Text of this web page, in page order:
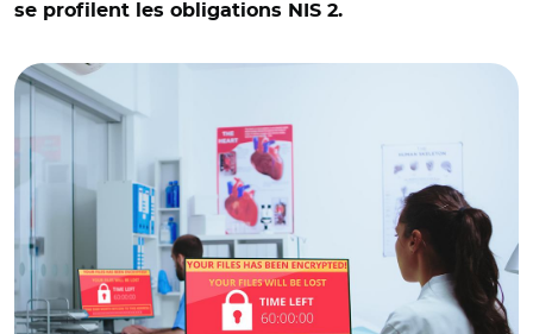
se profilent les obligations NIS 2.